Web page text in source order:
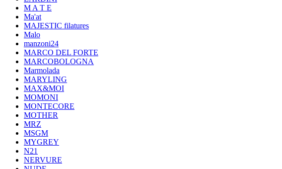
M A T E
Ma'at
MAJESTIC filatures
Malo
manzoni24
MARCO DEL FORTE
MARCOBOLOGNA
Marmolada
MARYLING
MAX&MOI
MOMONI
MONTECORE
MOTHER
MRZ
MSGM
MYGREY
N21
NERVURE